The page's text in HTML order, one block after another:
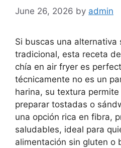
June 26, 2026 by admin
Si buscas una alternativa
tradicional, esta receta
chía en air fryer es
técnicamente no es un
harina, su textura
preparar tostadas o
una opción rica en fibra,
saludables, ideal para
alimentación sin gluten o